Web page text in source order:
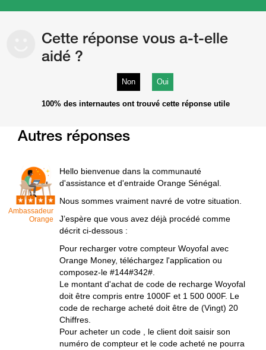
Cette réponse vous a-t-elle
aidé ?
Non Oui
100% des internautes ont trouvé cette réponse utile
Autres réponses
Ambassadeur
Orange
Hello bienvenue dans la communauté
d'assistance et d'entraide Orange Sénégal.
Nous sommes vraiment navré de votre situation.
J’espère que vous avez déjà procédé comme
décrit ci-dessous :
Pour recharger votre compteur Woyofal avec
Orange Money, téléchargez l'application ou
composez-le #144#342#.
Le montant d'achat de code de recharge Woyofal
doit être compris entre 1000F et 1 500 000F. Le
code de recharge acheté doit être de (Vingt) 20
Chiffres.
Pour acheter un code , le client doit saisir son
numéro de compteur et le code acheté ne pourra